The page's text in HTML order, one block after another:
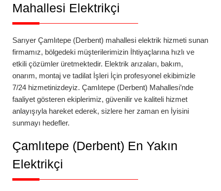
Mahallesi Elektrikçi
Sarıyer Çamlıtepe (Derbent) mahallesi elektrik hizmeti sunan
firmamız, bölgedeki müşterilerimizin İhtiyaçlarına hızlı ve
etkili çözümler üretmektedir. Elektrik arızaları, bakım,
onarım, montaj ve tadilat İşleri İçin profesyonel ekibimizle
7/24 hizmetinizdeyiz. Çamlıtepe (Derbent) Mahallesi’nde
faaliyet gösteren ekiplerimiz, güvenilir ve kaliteli hizmet
anlayışıyla hareket ederek, sizlere her zaman en İyisini
sunmayı hedefler.
Çamlıtepe (Derbent) En Yakın
Elektrikçi